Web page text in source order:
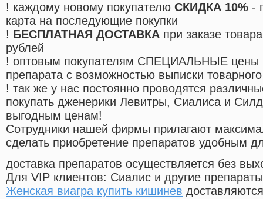
! каждому новому покупателю СКИДКА 10% -
карта на последующие покупки
! БЕСПЛАТНАЯ ДОСТАВКА при заказе
рублей
! оптовым покупателям СПЕЦИАЛЬНЫЕ цены
препарата с возможностью выписки
! так же у нас постоянно проводятся
покупать дженерики Левитры, Сиалиса и
выгодным ценам!
Cотрудники нашей фирмы прилагают
сделать приобретение препаратов удобным
доставка препаратов осуществляется без
Для VIP клиентов: Сиалис и другие
Женская виагра купить кишинев